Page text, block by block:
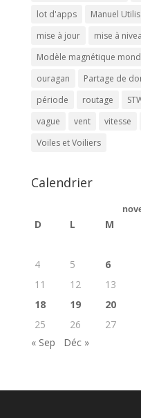
lot d'apps
Manuel
mise à jour
mise à
Modèle magnétique
ouragan
Partage de
période
routage
vague
vent vitesse
Voiles et Voiliers
Calendrier
D L M
4
5 6
11
12 13
18
19 20
25
26 27
« Sep
Déc »